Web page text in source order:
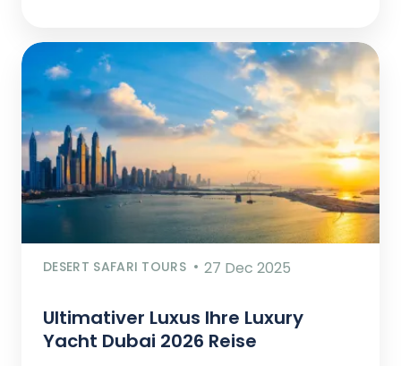
DESERT SAFARI TOURS 27 Dec 2025
Ultimativer Luxus Ihre Luxury
Yacht Dubai 2026 Reise